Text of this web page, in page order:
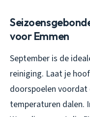
voor Emmen
September is de
reiniging. Laat je
doorspoelen
temperaturen dalen.